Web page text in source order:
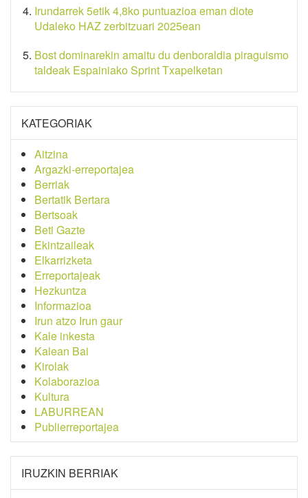
Irundarrek 5etik 4,8ko puntuazioa eman diote
Udaleko HAZ zerbitzuari 2025ean
Bost dominarekin amaitu du denboraldia piraguismo
taldeak Espainiako Sprint Txapelketan
KATEGORIAK
Aitzina
Argazki-erreportajea
Berriak
Bertatik Bertara
Bertsoak
Beti Gazte
Ekintzaileak
Elkarrizketa
Erreportajeak
Hezkuntza
Informazioa
Irun atzo Irun gaur
Kale inkesta
Kalean Bai
Kirolak
Kolaborazioa
Kultura
LABURREAN
Publierreportajea
IRUZKIN BERRIAK